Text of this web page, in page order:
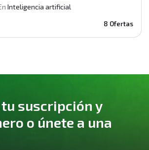
Inteligencia artificial
8 Ofertas
suscripción y
o únete a una